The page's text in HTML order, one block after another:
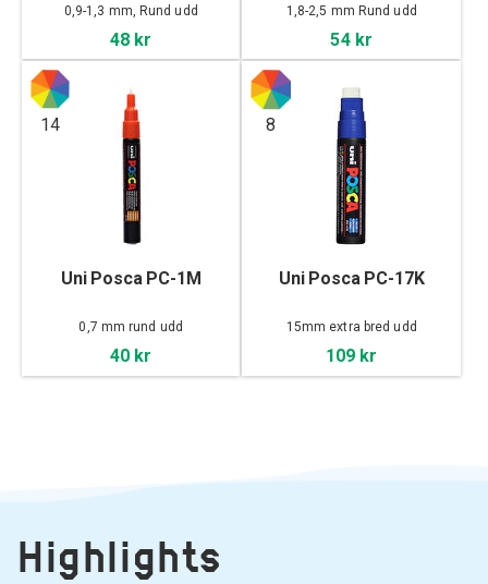
0,9-1,3 mm, Rund udd
48 kr
1,8-2,5 mm Rund udd
54 kr
14
Uni Posca PC-1M
0,7 mm rund udd
40 kr
8
Uni Posca PC-17K
15mm extra bred udd
109 kr
Highlights